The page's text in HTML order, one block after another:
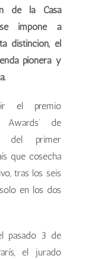
de la Casa
impone a
distinción, el
pionera y
el premio
Awards’ de
del primer
que cosecha
tras los seis
en los dos
pasado 3 de
el jurado